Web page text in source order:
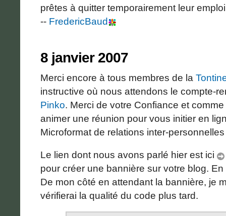
prêtes à quitter temporairement leur
-- FredericBaud
8 janvier 2007
Merci encore à tous membres de la
instructive où nous attendons le compte-
Pinko. Merci de votre Confiance et
animer une réunion pour vous initier en
Microformat de relations inter-
Le lien dont nous avons parlé hier est ici
pour créer une bannière sur votre blog.
De mon côté en attendant la bannière, je
vérifierai la qualité du code plus tard.